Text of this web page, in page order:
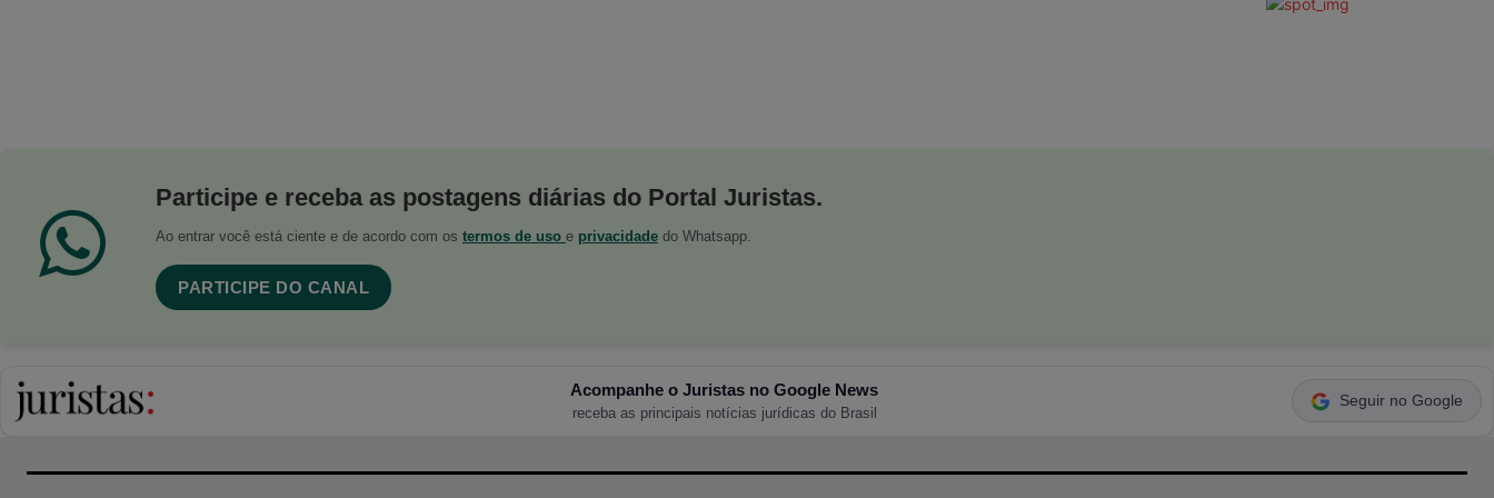
Participe e receba as postagens diárias do Portal Juristas.
Ao entrar você está ciente e de acordo com os termos de uso e privacidade do Whatsapp.
PARTICIPE DO CANAL
Acompanhe o Juristas no Google News
receba as principais notícias jurídicas do Brasil
Seguir no Google